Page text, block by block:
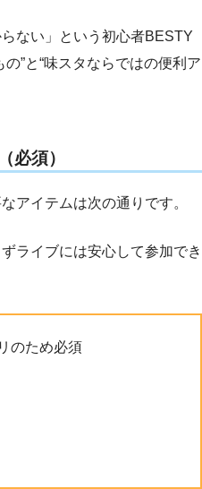
ない」という初心者BESTY
”と“味スタならではの便利ア
必須）
アイテムは次の通りです。
ライブには安心して参加でき
のため必須